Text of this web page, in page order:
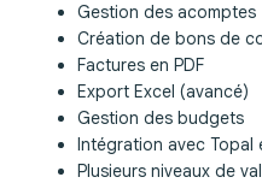
Gestion des acomptes
Création de bons de
Factures en PDF
Export Excel (avancé)
Gestion des budgets
Intégration avec Topal
Plusieurs niveaux de